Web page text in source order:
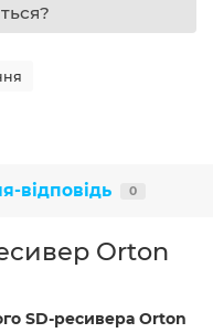
відповідь 0
Orton
SD-ресивера Orton